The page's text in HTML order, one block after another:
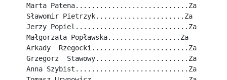
Marta Patena............................Za
Sławomir Pietrzyk......................Za
Jerzy Popiel............................Za
Małgorzata Popławska..................Za
Arkady  Rzegocki........................Za
Grzegorz  Stawowy.......................Za
Anna Szybist............................Za